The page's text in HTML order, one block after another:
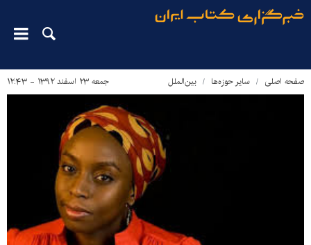
صفحه اصلی سایر حوزه‌ها بین‌الملل جمعه ۲۳ اسفند ۱۳۹۲ - ۱۲:۴۳